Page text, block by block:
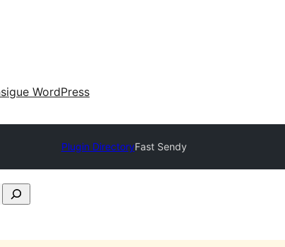
WordPress
Plugin DirectoryFast Sendy